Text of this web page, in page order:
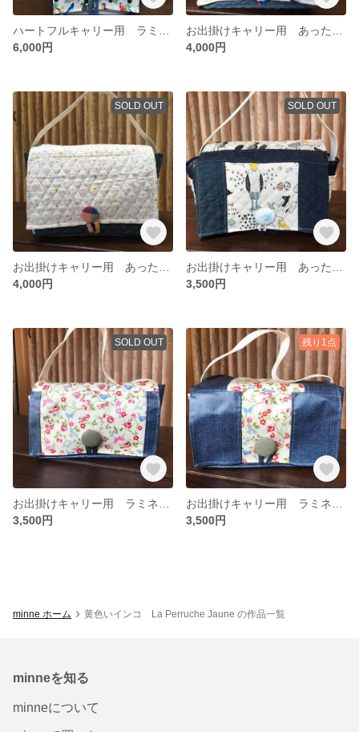
6,000円
4,000円
SOLD OUT
4,000円
SOLD OUT
3,500円
SOLD OUT
3,500円
残り1点
3,500円
minne ホーム 黄色いインコ La Perruche Jaune の作品一覧
minneを知る
minneについて